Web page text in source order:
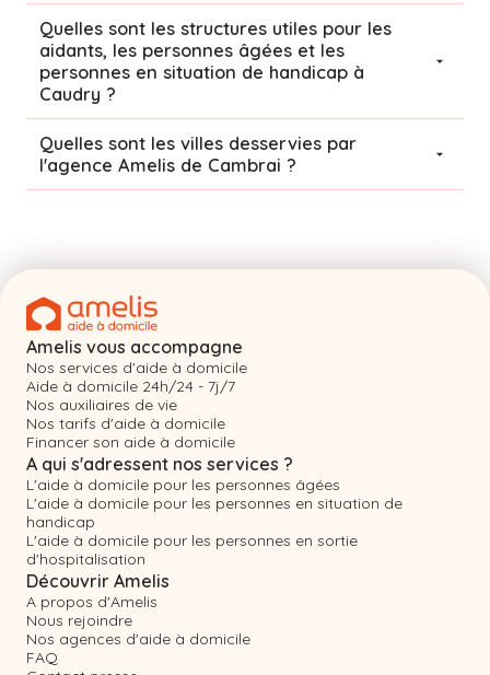
Quelles sont les structures utiles pour les
aidants, les personnes âgées et les
personnes en situation de handicap à
Caudry ?
Quelles sont les villes desservies par
l'agence Amelis de Cambrai ?
Amelis vous accompagne
Nos services d'aide à domicile
Aide à domicile 24h/24 - 7j/7
Nos auxiliaires de vie
Nos tarifs d'aide à domicile
Financer son aide à domicile
A qui s'adressent nos services ?
L'aide à domicile pour les personnes âgées
L'aide à domicile pour les personnes en situation de
handicap
L'aide à domicile pour les personnes en sortie
d'hospitalisation
Découvrir Amelis
A propos d'Amelis
Nous rejoindre
Nos agences d'aide à domicile
FAQ